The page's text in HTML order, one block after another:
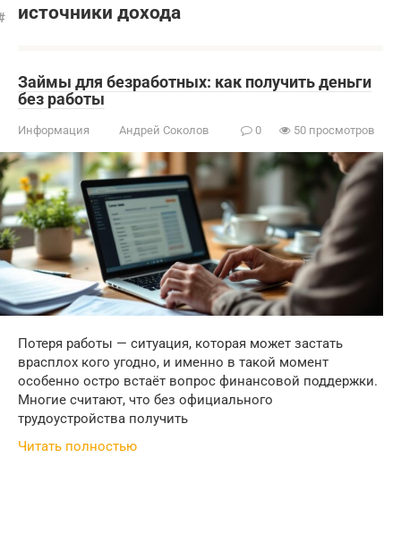
источники дохода
Займы для безработных: как получить деньги
без работы
Информация Андрей Соколов 0 50 просмотров
Потеря работы — ситуация, которая может застать
врасплох кого угодно, и именно в такой момент
особенно остро встаёт вопрос финансовой поддержки.
Многие считают, что без официального
трудоустройства получить
Читать полностью